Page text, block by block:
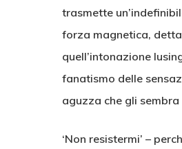
trasmette
forza magnetica,
quell’intonazione
fanatismo delle
aguzza che gli
‘Non resistermi’ –